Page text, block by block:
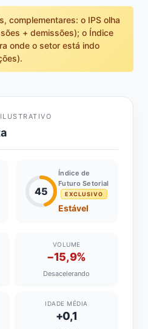
complementares: o IPS olha
+ demissões); o Índice
onde o setor está indo
45
Índice de
Futuro Setorial
EXCLUSIVO
Estável
VOLUME
−15,9%
Desacelerando
IDADE MÉDIA
+0,1